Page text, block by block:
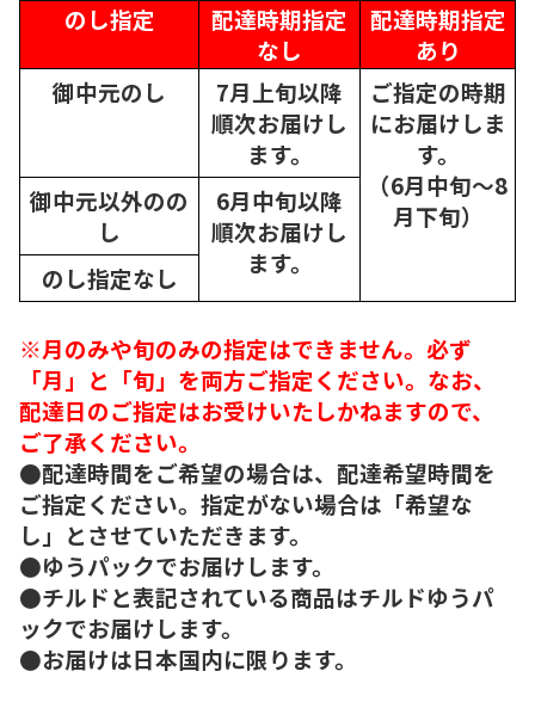
のし指定
配達時期指定
なし
配達時期指定
あり
御中元のし
7月上旬以降
順次お届けし
ます。
ご指定の時期
にお届けしま
す。
（6月中旬～8
月下旬）
御中元以外のの
し
6月中旬以降
順次お届けし
ます。
のし指定なし
※月のみや旬のみの指定はできません。必ず
「月」と「旬」を両方ご指定ください。なお、
配達日のご指定はお受けいたしかねますので、
ご了承ください。
●配達時間をご希望の場合は、配達希望時間を
ご指定ください。指定がない場合は「希望な
し」とさせていただきます。
●ゆうパックでお届けします。
●チルドと表記されている商品はチルドゆうパ
ックでお届けします。
●お届けは日本国内に限ります。